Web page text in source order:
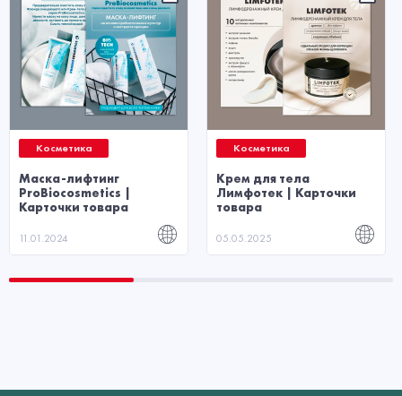
Косметика
Маска-лифтинг
ProBiocosmetics |
Карточки товара
11.01.2024
Косметика
Крем для тела
Лимфотек | Карточки
товара
05.05.2025